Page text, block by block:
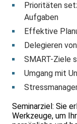
Prioritäten
Aufgaben
Effektive
Delegieren
SMART-Ziele
Umgang mit
Seminarziel: Sie
Werkzeuge, um